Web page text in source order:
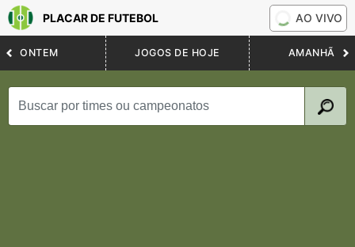
PLACAR DE FUTEBOL AO VIVO
ONTEM JOGOS DE HOJE AMANHÃ